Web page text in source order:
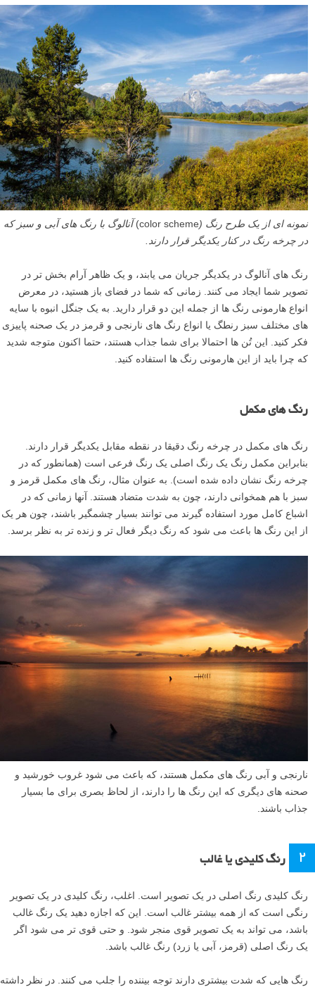
نمونه ای از یک طرح رنگ (color scheme) آنالوگ با رنگ های آبی و سبز که
در چرخه رنگ در کنار یکدیگر قرار دارند.
رنگ های آنالوگ در یکدیگر جریان می یابند، و یک ظاهر آرام بخش تر در
تصویر شما ایجاد می کنند. زمانی که شما در فضای باز هستید، در معرض
انواع هارمونی رنگ ها از جمله این دو قرار دارید. به یک جنگل انبوه با سایه
های مختلف سبز رنطگ یا انواع رنگ های نارنجی و قرمز در یک صحنه پاییزی
فکر کنید. این تُن ها احتمالا برای شما جذاب هستند، حتما اکنون متوجه شدید
که چرا باید از این هارمونی رنگ ها استفاده کنید.
رنگ های مکمل
رنگ های مکمل در چرخه رنگ دقیقا در نقطه مقابل یکدیگر قرار دارند.
بنابراین مکمل رنگ یک رنگ اصلی یک رنگ فرعی است (همانطور که در
چرخه رنگ نشان داده شده است). به عنوان مثال، رنگ های مکمل قرمز و
سبز با هم همخوانی دارند، چون به شدت متضاد هستند. آنها زمانی که در
اشباع کامل مورد استفاده گیرند می توانند بسیار چشمگیر باشند، چون هر یک
از این رنگ ها باعث می شود که رنگ دیگر فعال تر و زنده تر به نظر برسد.
نارنجی و آبی رنگ های مکمل هستند، که باعث می شود غروب خورشید و
صحنه های دیگری که این رنگ ها را دارند، از لحاظ بصری برای ما بسیار
جذاب باشند.
۲ رنگ کلیدی یا غالب
رنگ کلیدی رنگ اصلی در یک تصویر است. اغلب، رنگ کلیدی در یک تصویر
رنگی است که از همه بیشتر غالب است. این که اجازه دهید یک رنگ غالب
باشد، می تواند به یک تصویر قوی منجر شود. و حتی قوی تر می شود اگر
یک رنگ اصلی (قرمز، آبی یا زرد) رنگ غالب باشد.
رنگ هایی که شدت بیشتری دارند توجه بیننده را جلب می کنند. در نظر داشته